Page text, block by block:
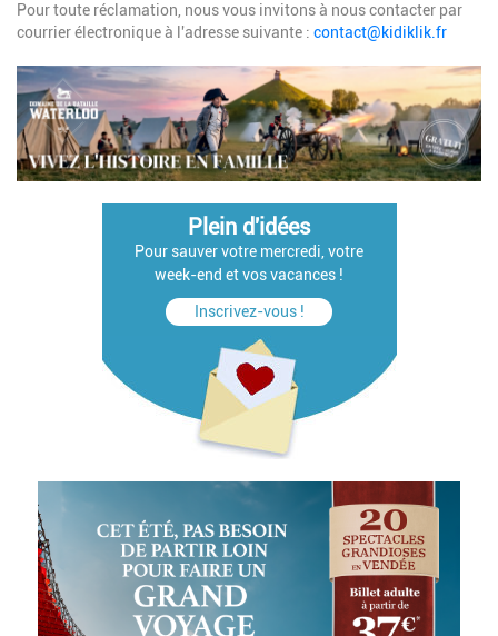
Pour toute réclamation, nous vous invitons à nous contacter par
courrier électronique à l'adresse suivante : contact@kidiklik.fr
Plein d'idées
Pour sauver votre mercredi, votre
week-end et vos vacances !
Inscrivez-vous !